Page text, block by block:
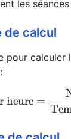
les
de calcul
pour calculer
heure =